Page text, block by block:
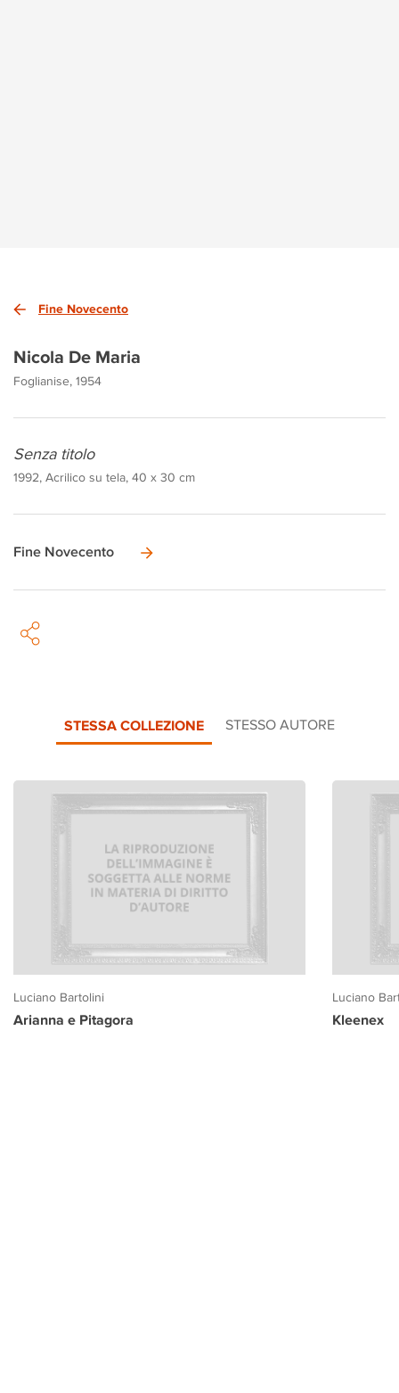
Fine Novecento
Nicola De Maria
Foglianise, 1954
Senza titolo
1992, Acrilico su tela, 40 x 30 cm
Fine Novecento
STESSA COLLEZIONE STESSO AUTORE
Luciano Bartolini
Arianna e Pitagora
Luciano
Kleenex